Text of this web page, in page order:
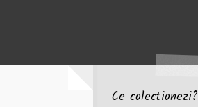
Ce colectionezi?